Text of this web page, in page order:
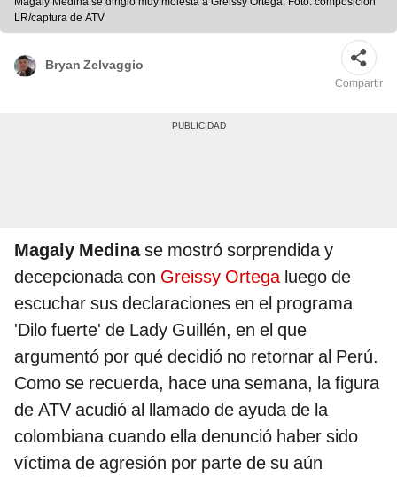
LR/captura de ATV
Bryan Zelvaggio
Compartir
Magaly Medinase mostró sorprendida y
decepcionada con Greissy Ortega luego de
escuchar sus declaraciones en el programa
'Dilo fuerte' de Lady Guillén, en el que
argumentó por qué decidió no retornar al Perú.
Como se recuerda, hace una semana, la figura
de ATV acudió al llamado de ayuda de la
colombiana cuando ella denunció haber sido
víctima de agresión por parte de su aún